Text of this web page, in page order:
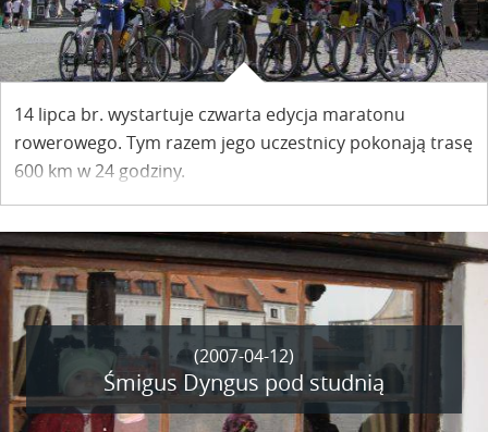
14 lipca br. wystartuje czwarta edycja maratonu
rowerowego. Tym razem jego uczestnicy pokonają trasę
600 km w 24 godziny.
(2007-04-12)
Śmigus Dyngus pod studnią